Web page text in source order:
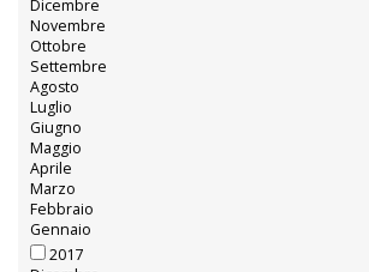
2019
Dicembre
Novembre
Ottobre
Settembre
Agosto
Luglio
Giugno
Maggio
Aprile
Marzo
Febbraio
Gennaio